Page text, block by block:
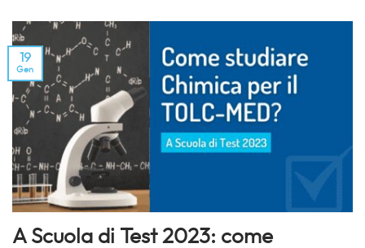
A Scuola di Test 2023: come
19
Gen